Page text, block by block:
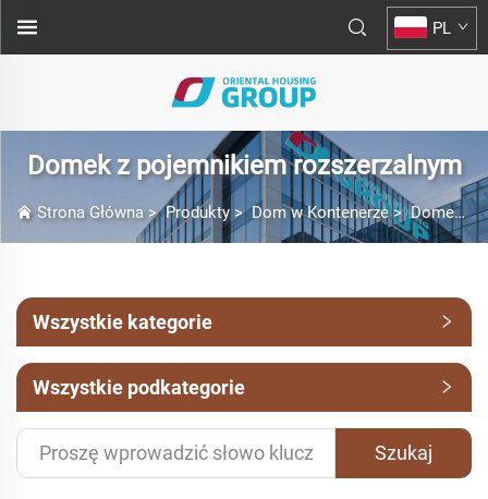
PL
Domek z pojemnikiem rozszerzalnym
Strona Główna>Produkty>Dom w Kontenerze>Domek z pojemnikiem rozszerzalnym
Wszystkie kategorie
Wszystkie podkategorie
Szukaj